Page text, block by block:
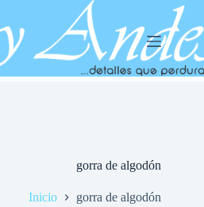
gorra de algodón
Inicio gorra de algodón